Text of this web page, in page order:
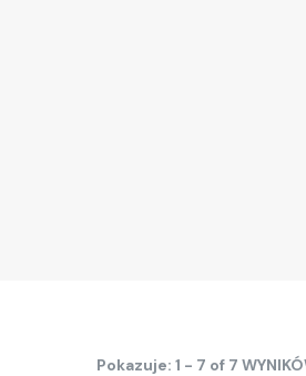
Pokazuje: 1 - 7 of 7